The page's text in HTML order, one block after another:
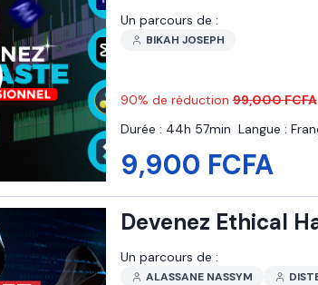
Un parcours de :
BIKAH JOSEPH
90% de réduction 99,000 FCFA
Durée : 44h 57min Langue :
9,900 FCFA
Devenez Ethical
Un parcours de :
ALASSANE NASSYM